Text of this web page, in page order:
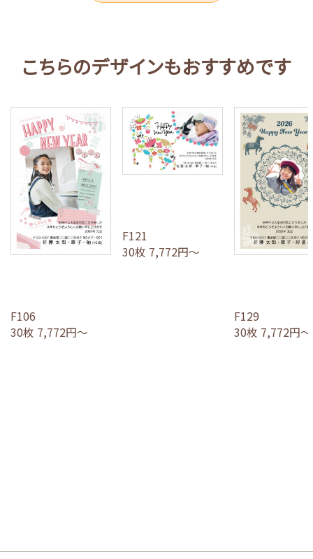
こちらのデザインもおすすめです
F106
30枚 7,772円～
F121
30枚 7,772円～
F129
30枚 7,772円～